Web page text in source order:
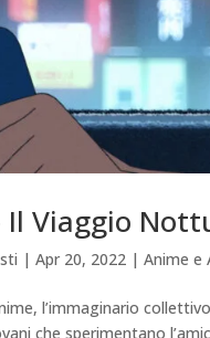
Il Viaggio
|Apr 20, 2022 |Anime e
l’immaginario
che sperimentano